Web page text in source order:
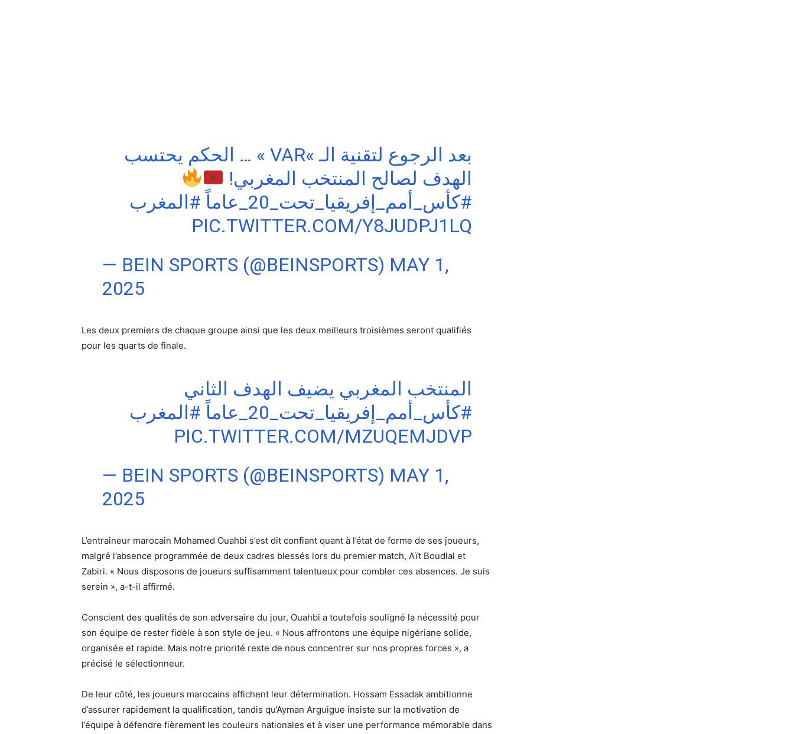
بعد الرجوع لتقنية الـ »VAR » … الحكم يحتسب
الهدف لصالح المنتخب المغربي!
#كأس_أمم_إفريقيا_تحت_20_عاماً
#المغرب
PIC.TWITTER.COM/Y8JUDPJ1LQ
— BEIN SPORTS (@BEINSPORTS) MAY 1,
2025
Les deux premiers de chaque groupe ainsi que les deux meilleurs troisièmes seront qualifiés
pour les quarts de finale.
المنتخب المغربي يضيف الهدف الثاني
#كأس_أمم_إفريقيا_تحت_20_عاماً
#المغرب
PIC.TWITTER.COM/MZUQEMJDVP
— BEIN SPORTS (@BEINSPORTS) MAY 1,
2025
L’entraîneur marocain Mohamed Ouahbi s’est dit confiant quant à l’état de forme de ses joueurs,
malgré l’absence programmée de deux cadres blessés lors du premier match, Aït Boudlal et
Zabiri. « Nous disposons de joueurs suffisamment talentueux pour combler ces absences. Je suis
serein », a-t-il affirmé.
Conscient des qualités de son adversaire du jour, Ouahbi a toutefois souligné la nécessité pour
son équipe de rester fidèle à son style de jeu. « Nous affrontons une équipe nigériane solide,
organisée et rapide. Mais notre priorité reste de nous concentrer sur nos propres forces », a
précisé le sélectionneur.
De leur côté, les joueurs marocains affichent leur détermination. Hossam Essadak ambitionne
d’assurer rapidement la qualification, tandis qu’Ayman Arguigue insiste sur la motivation de
l’équipe à défendre fièrement les couleurs nationales et à viser une performance mémorable dans